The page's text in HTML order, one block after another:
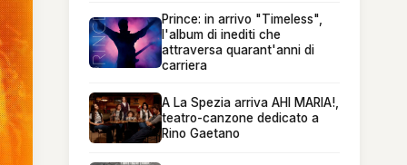
Prince: in arrivo "Timeless",
l'album di inediti che
attraversa quarant'anni di
carriera
A La Spezia arriva AHI MARIA!,
teatro-canzone dedicato a
Rino Gaetano